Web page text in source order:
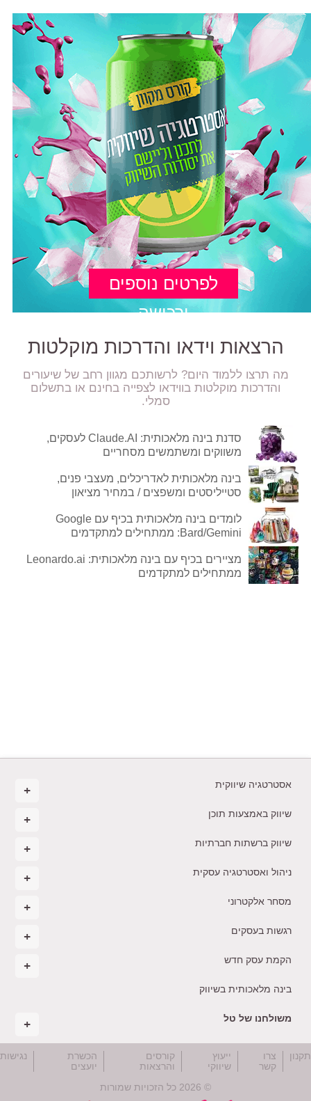
לפרטים נוספים
ורכישה
הרצאות וידאו והדרכות מוקלטות
מה תרצו ללמוד היום? לרשותכם מגוון רחב של שיעורים
והדרכות מוקלטות בווידאו לצפייה בחינם או בתשלום
סמלי.
סדנת בינה מלאכותית: Claude.AI לעסקים,
משווקים ומשתמשים מסחריים
בינה מלאכותית לאדריכלים, מעצבי פנים,
סטייליסטים ומשפצים / במחיר מציאון
לומדים בינה מלאכותית בכיף עם Google
Bard/Gemini: ממתחילים למתקדמים
מציירים בכיף עם בינה מלאכותית: Leonardo.ai
ממתחילים למתקדמים
אסטרטגיה שיווקית
שיווק באמצעות תוכן
שיווק ברשתות חברתיות
ניהול ואסטרטגיה עסקית
מסחר אלקטרוני
רגשות בעסקים
הקמת עסק חדש
בינה מלאכותית בשיווק
משולחנו של טל
צרו
קשר
ייעוץ
שיווקי
קורסים
והרצאות
הכשרת
יועצים
נגישות
© 2026 כל הזכויות שמורות